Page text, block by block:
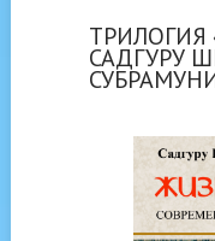
ТРИЛОГИЯ
САДГУРУ